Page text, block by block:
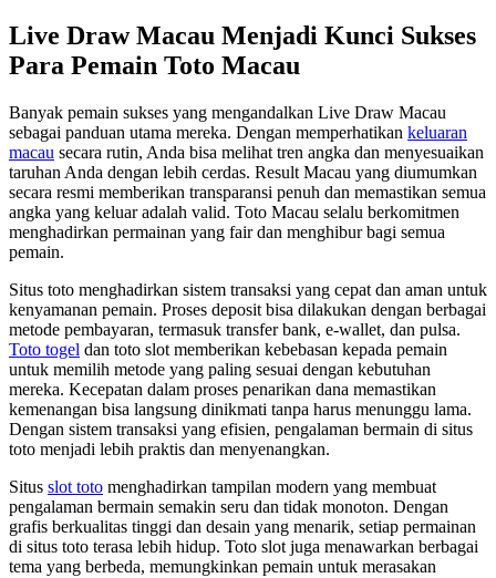
Live Draw Macau Menjadi Kunci Sukses
Para Pemain Toto Macau
Banyak pemain sukses yang mengandalkan Live Draw Macau
sebagai panduan utama mereka. Dengan memperhatikan keluaran
macau secara rutin, Anda bisa melihat tren angka dan menyesuaikan
taruhan Anda dengan lebih cerdas. Result Macau yang diumumkan
secara resmi memberikan transparansi penuh dan memastikan semua
angka yang keluar adalah valid. Toto Macau selalu berkomitmen
menghadirkan permainan yang fair dan menghibur bagi semua
pemain.
Situs toto menghadirkan sistem transaksi yang cepat dan aman untuk
kenyamanan pemain. Proses deposit bisa dilakukan dengan berbagai
metode pembayaran, termasuk transfer bank, e-wallet, dan pulsa.
Toto togel dan toto slot memberikan kebebasan kepada pemain
untuk memilih metode yang paling sesuai dengan kebutuhan
mereka. Kecepatan dalam proses penarikan dana memastikan
kemenangan bisa langsung dinikmati tanpa harus menunggu lama.
Dengan sistem transaksi yang efisien, pengalaman bermain di situs
toto menjadi lebih praktis dan menyenangkan.
Situs slot toto menghadirkan tampilan modern yang membuat
pengalaman bermain semakin seru dan tidak monoton. Dengan
grafis berkualitas tinggi dan desain yang menarik, setiap permainan
di situs toto terasa lebih hidup. Toto slot juga menawarkan berbagai
tema yang berbeda, memungkinkan pemain untuk merasakan